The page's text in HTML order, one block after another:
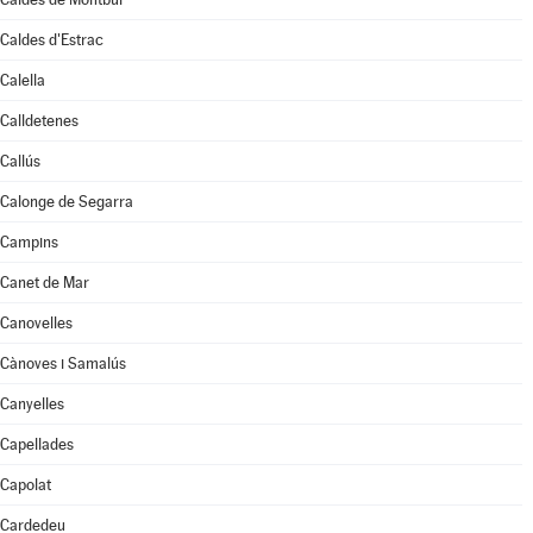
Caldes d'Estrac
Calella
Calldetenes
Callús
Calonge de Segarra
Campins
Canet de Mar
Canovelles
Cànoves i Samalús
Canyelles
Capellades
Capolat
Cardedeu